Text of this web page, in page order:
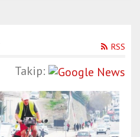
RSS
Takip: